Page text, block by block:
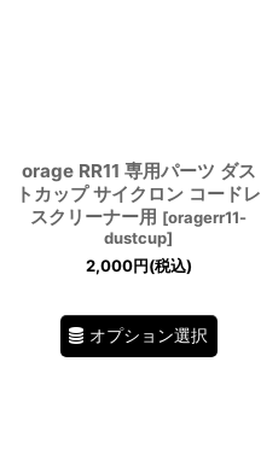
orage RR11 専用パーツ ダス
トカップ サイクロン コードレ
スクリーナー用 [oragerr11-
dustcup]
2,000円(税込)
オプション選択